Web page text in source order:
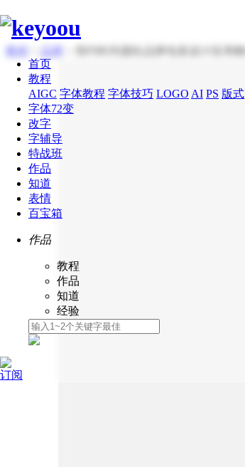
首页
教程
AIGC 字体教程 字体技巧 LOGO AI PS 版式
字体72变
改字
字辅导
特战班
作品
知道
表情
百宝箱
作品
教程
作品
知道
经验
订阅
教程 品牌